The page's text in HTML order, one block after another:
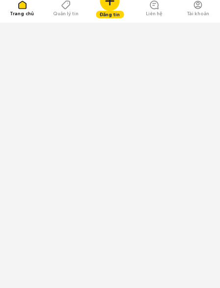
Trang chủ Quản lý tin Đăng tin Liên hệ Tài khoản